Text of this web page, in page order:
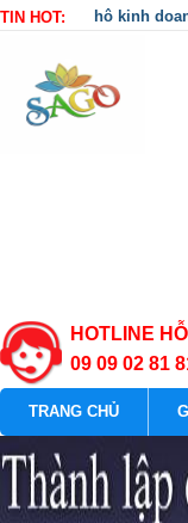
TIN HOT: hộ kinh
HOTLINE
09 09 02 81
TRANG CHỦ